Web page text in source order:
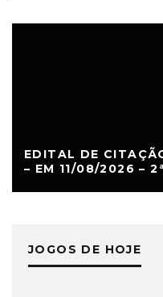
EDITAL DE
– EM 11/08/2026 –
JOGOS DE HOJE